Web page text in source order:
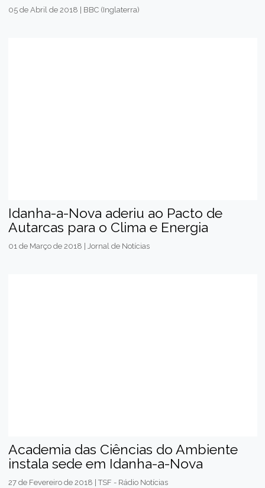
05 de Abril de 2018 | BBC (Inglaterra)
Idanha-a-Nova aderiu ao Pacto de
Autarcas para o Clima e Energia
01 de Março de 2018 | Jornal de Notícias
Academia das Ciências do Ambiente
instala sede em Idanha-a-Nova
27 de Fevereiro de 2018 | TSF - Rádio Notícias